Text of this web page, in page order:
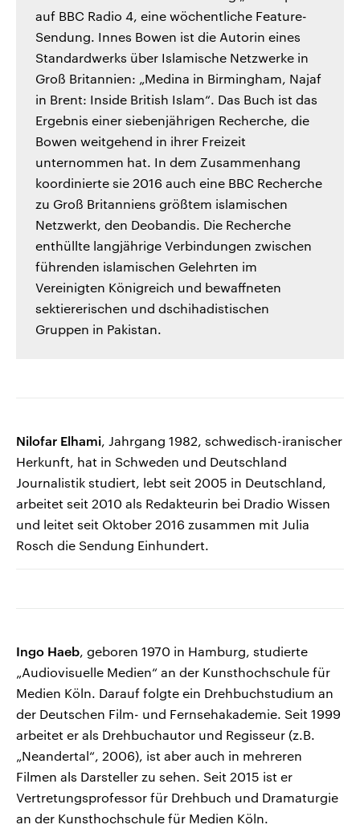
auf BBC Radio 4, eine wöchentliche Feature-
Sendung. Innes Bowen ist die Autorin eines
Standardwerks über Islamische Netzwerke in
Groß Britannien: „Medina in Birmingham, Najaf
in Brent: Inside British Islam“. Das Buch ist das
Ergebnis einer siebenjährigen Recherche, die
Bowen weitgehend in ihrer Freizeit
unternommen hat. In dem Zusammenhang
koordinierte sie 2016 auch eine BBC Recherche
zu Groß Britanniens größtem islamischen
Netzwerkt, den Deobandis. Die Recherche
enthüllte langjährige Verbindungen zwischen
führenden islamischen Gelehrten im
Vereinigten Königreich und bewaffneten
sektiererischen und dschihadistischen
Gruppen in Pakistan.
Nilofar Elhami, Jahrgang 1982, schwedisch-iranischer
Herkunft, hat in Schweden und Deutschland
Journalistik studiert, lebt seit 2005 in Deutschland,
arbeitet seit 2010 als Redakteurin bei Dradio Wissen
und leitet seit Oktober 2016 zusammen mit Julia
Rosch die Sendung Einhundert.
Ingo Haeb, geboren 1970 in Hamburg, studierte
„Audiovisuelle Medien“ an der Kunsthochschule für
Medien Köln. Darauf folgte ein Drehbuchstudium an
der Deutschen Film- und Fernsehakademie. Seit 1999
arbeitet er als Drehbuchautor und Regisseur (z.B.
„Neandertal“, 2006), ist aber auch in mehreren
Filmen als Darsteller zu sehen. Seit 2015 ist er
Vertretungsprofessor für Drehbuch und Dramaturgie
an der Kunsthochschule für Medien Köln.